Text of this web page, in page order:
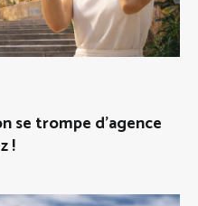
se trompe d’agence
!